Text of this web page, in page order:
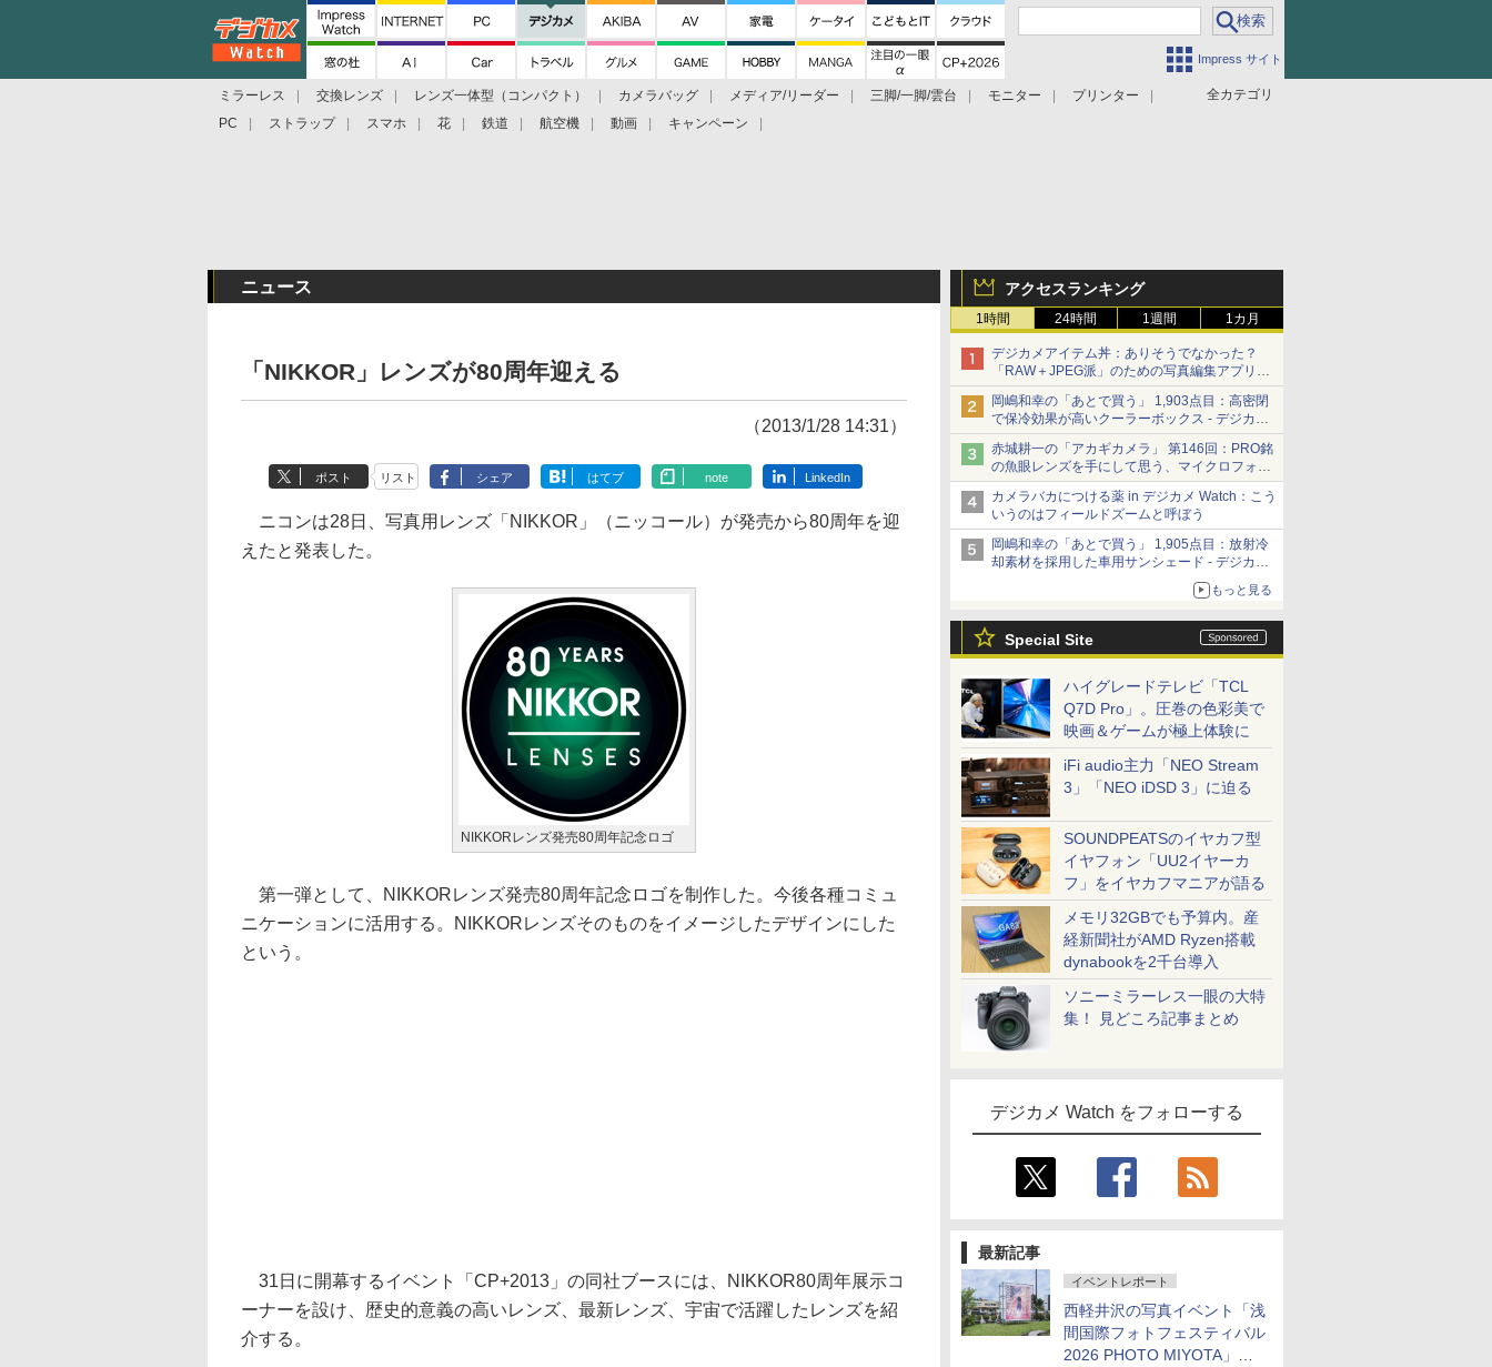
Impress サイト
全カテゴリ
ミラーレス 交換レンズ レンズ一体型（コンパクト） カメラバッグ メディア/リーダー 三脚/一脚/雲台 モニター
プリンター
PC
ストラップ スマホ 花 鉄道 航空機 動画 キャンペーン
アクセスランキング
1時間 24時間 1週間 1カ月
デジカメアイテム丼：ありそうでなかった？
「RAW＋JPEG派」のための写真編集アプリ
カメラデフォルトのJPEGを大切にする
「Filmator」
岡嶋和幸の「あとで買う」 1,903点目：高密閉
で保冷効果が高いクーラーボックス - デジカメ
Watch
赤城耕一の「アカギカメラ」 第146回：PRO銘
の魚眼レンズを手にして思う、マイクロフォー
サーズへの期待と可能性
カメラバカにつける薬 in デジカメ Watch：こう
いうのはフィールドズームと呼ぼう
岡嶋和幸の「あとで買う」 1,905点目：放射冷
却素材を採用した車用サンシェード - デジカメ
もっと見る
Special Site
ハイグレードテレビ「TCL
Q7D Pro」。圧巻の色彩美で
映画＆ゲームが極上体験に
iFi audio主力「NEO Stream
3」「NEO iDSD 3」に迫る
SOUNDPEATSのイヤカフ型
イヤフォン「UU2イヤーカ
フ」をイヤカフマニアが語る
メモリ32GBでも予算内。産
経新聞社がAMD Ryzen搭載
dynabookを2千台導入
ソニーミラーレス一眼の大特
集！ 見どころ記事まとめ
デジカメ Watch をフォローする
最新記事
イベントレポート
西軽井沢の写真イベント「浅
間国際フォトフェスティバル
2026 PHOTO MIYOTA」が
ニュース
「NIKKOR」レンズが80周年迎える
（2013/1/28 14:31）
ポスト リスト シェア はてブ note LinkedIn
ニコンは28日、写真用レンズ「NIKKOR」（ニッコール）が発売から80周年を迎
えたと発表した。
NIKKORレンズ発売80周年記念ロゴ
第一弾として、NIKKORレンズ発売80周年記念ロゴを制作した。今後各種コミュ
ニケーションに活用する。NIKKORレンズそのものをイメージしたデザインにした
という。
31日に開幕するイベント「CP+2013」の同社ブースには、NIKKOR80周年展示コ
ーナーを設け、歴史的意義の高いレンズ、最新レンズ、宇宙で活躍したレンズを紹
介する。